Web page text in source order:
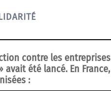
contre les entreprises
été lancé. En France,
: